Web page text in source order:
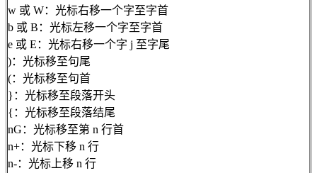
w 或 W：光标右移一个字至字首
b 或 B：光标左移一个字至字首
e 或 E：光标右移一个字 j 至字尾
)：光标移至句尾
(：光标移至句首
}：光标移至段落开头
{：光标移至段落结尾
nG：光标移至第 n 行首
n+：光标下移 n 行
n-：光标上移 n 行